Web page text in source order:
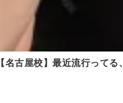
【名古屋校】最近流行ってる